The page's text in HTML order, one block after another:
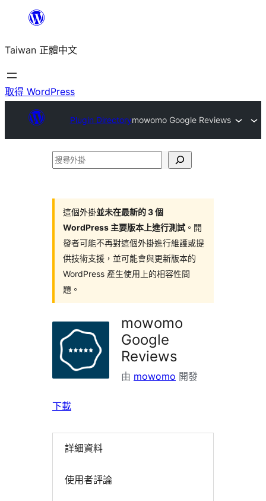
主
要
內
Taiwan 正體中文
取得 WordPress
Plugin Directorymowomo Google Reviews
搜
這個外掛並未在最新的 3 個
WordPress 主要版本上進行測試 。開
發者可能不再對這個外掛進行維護或提
供技術支援，並可能會與更新版本的
WordPress 產生使用上的相容性問
題。
mowomo
Google
Reviews
由 mowomo 開發
下載
詳細資料
使用者評論